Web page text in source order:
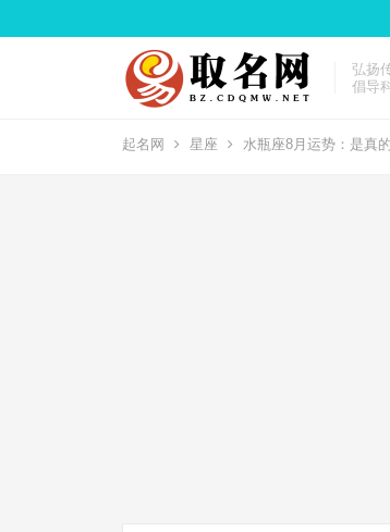
弘扬
倡导
起名网 星座 水瓶座8月运势：是真